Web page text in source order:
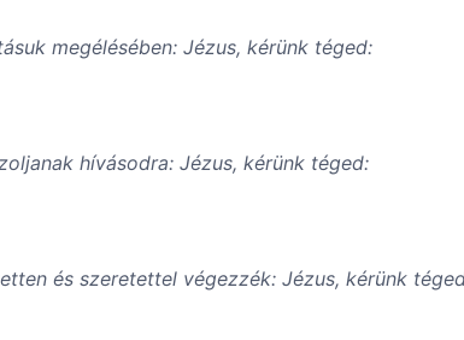
megélésében: Jézus, kérünk téged:
hívásodra: Jézus, kérünk téged:
és szeretettel végezzék: Jézus, kérünk